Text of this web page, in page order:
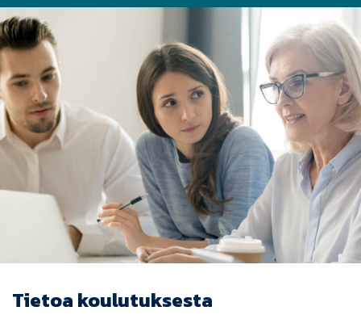
Tietoa koulutuksesta